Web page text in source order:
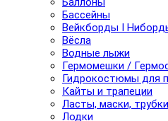
Бассейны
Вейкборды I
Вёсла
Водные лыжи
Гермомешки /
Гидрокостюмы для
Кайты и трапеции
Ласты, маски,
Лодки